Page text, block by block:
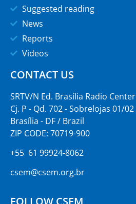
Suggested reading
News
Reports
Videos
CONTACT US
SRTV/N Ed. Brasília Radio Center
Cj. P - Qd. 702 - Sobrelojas 01/02
Brasília - DF / Brazil
ZIP CODE: 70719-900
+55 61 99924-8062
csem@csem.org.br
FOLLOW CSEM